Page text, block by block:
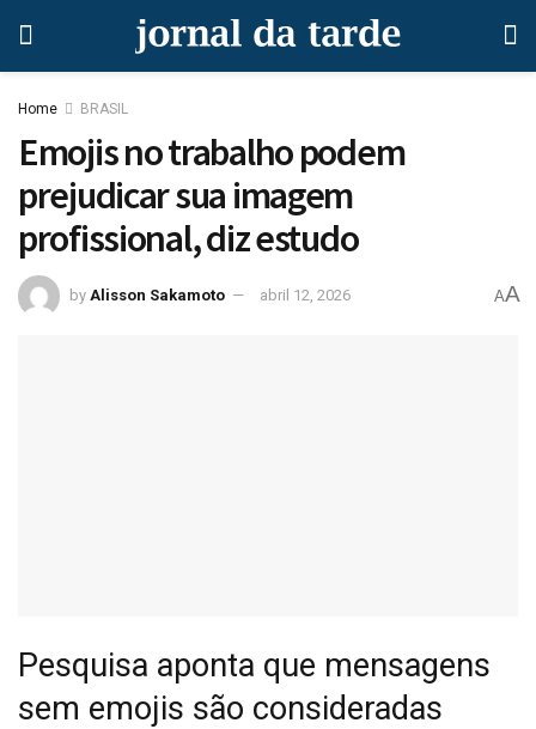
Home BRASIL
Emojis no trabalho podem
prejudicar sua imagem
profissional, diz estudo
by Alisson Sakamoto abril 12, 2026 AA
Pesquisa aponta que mensagens
sem emojis são consideradas